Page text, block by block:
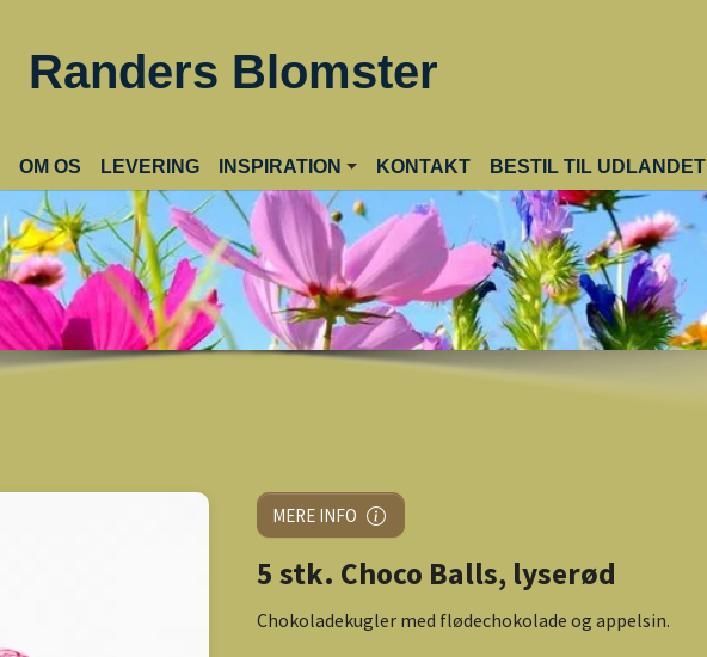
Randers Blomster
OM OS LEVERING INSPIRATION KONTAKT BESTIL TIL UDLANDET
MERE INFO
5 stk. Choco Balls, lyserød
Chokoladekugler med flødechokolade og appelsin.